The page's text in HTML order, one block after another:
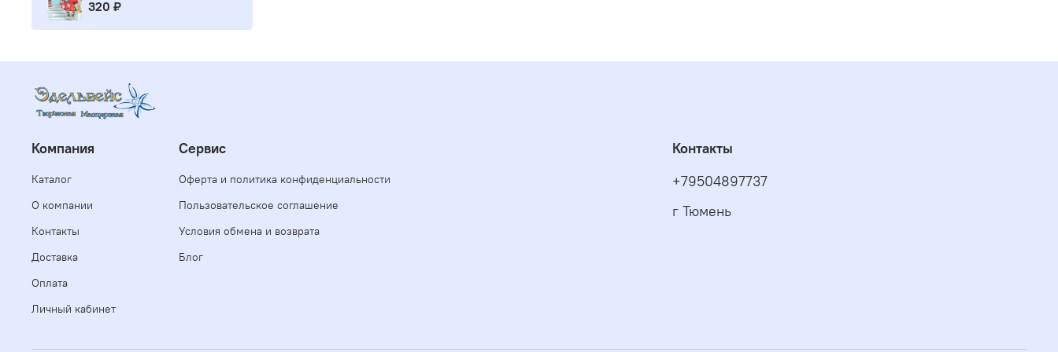
320 ₽
Компания
Каталог
О компании
Контакты
Доставка
Оплата
Личный кабинет
Сервис
Оферта и политика конфиденциальности
Пользовательское соглашение
Условия обмена и возврата
Блог
Контакты
+79504897737
г Тюмень